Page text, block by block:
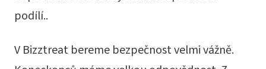
podílí..
V Bizztreat bereme bezpečnost velmi vážně.